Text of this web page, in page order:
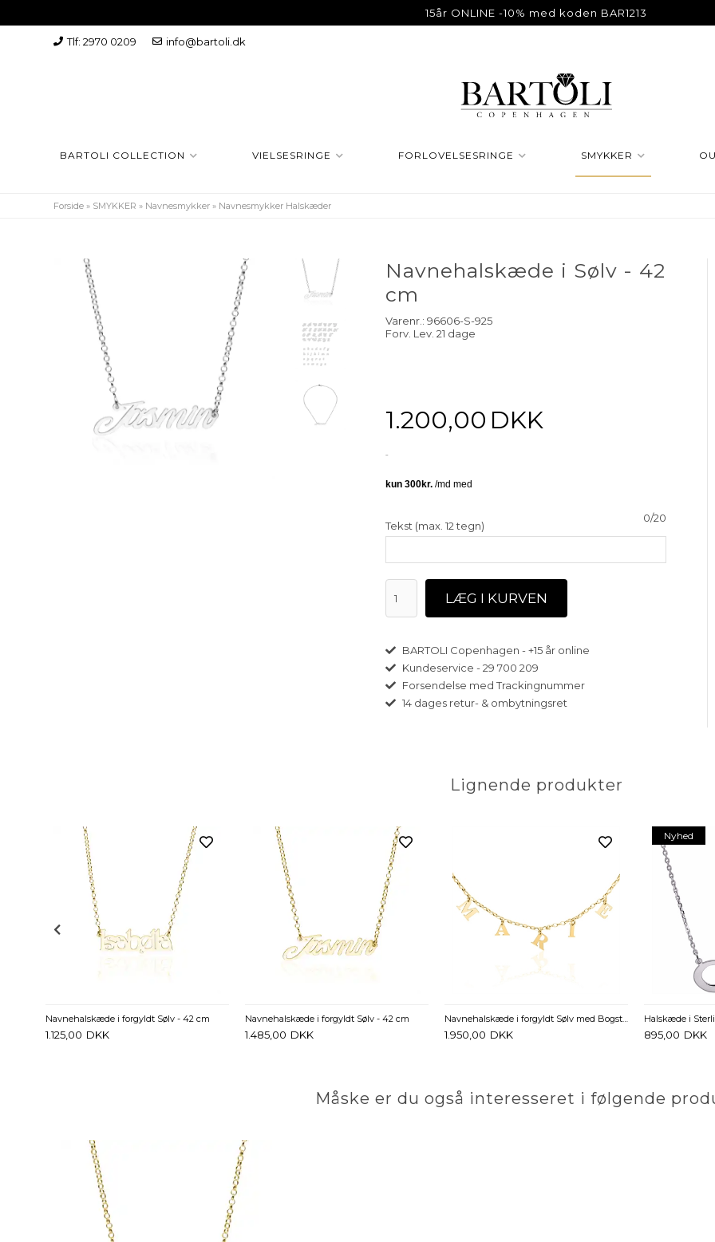
15år ONLINE -10% med koden BAR1213
Tlf: 2970 0209 info@bartoli.dk
BARTOLI COLLECTION VIELSESRINGE FORLOVELSESRINGE SMYKKER
Forside » SMYKKER » Navnesmykker » Navnesmykker Halskæder
Navnehalskæde i Sølv - 42
cm
Varenr.:96606-S-925
Forv. Lev. 21 dage
1.200,00 DKK
0/20
Tekst (max. 12 tegn)
BARTOLI Copenhagen - +15 år online
Kundeservice - 29 700 209
Forsendelse med Trackingnummer
14 dages retur- & ombytningsret
Lignende produkter
Navnehalskæde i forgyldt Sølv - 42 cm
1.125,00 DKK
Navnehalskæde i forgyldt Sølv - 42 cm
1.485,00 DKK
Navnehalskæde i forgyldt Sølv med Bogstaver som Vedhæng
1.950,00 DKK
Nyhed
895,00 DKK
Måske er du også interesseret i følgende